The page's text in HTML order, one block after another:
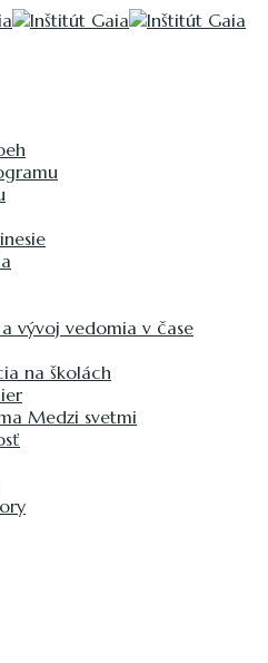
vývoj vedomia v čase
na školách
Medzi svetmi